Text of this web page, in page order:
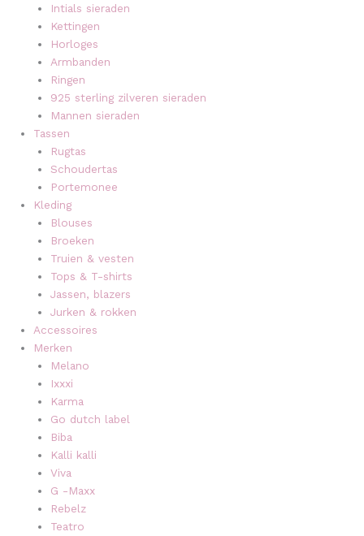
Intials sieraden
Kettingen
Horloges
Armbanden
Ringen
925 sterling zilveren sieraden
Mannen sieraden
Tassen
Rugtas
Schoudertas
Portemonee
Kleding
Blouses
Broeken
Truien & vesten
Tops & T-shirts
Jassen, blazers
Jurken & rokken
Accessoires
Merken
Melano
Ixxxi
Karma
Go dutch label
Biba
Kalli kalli
Viva
G -Maxx
Rebelz
Teatro